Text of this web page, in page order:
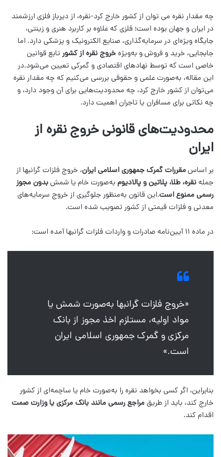
چه مقدار نقره می توان از کشور خارج کرد-نقره، از دیرباز فلزی ارزشمند
در ایران و جهان بوده است؛ فلزی که علاوه بر کاربرد هنری و زینتی،
جایگاه ویژه‌ای در سرمایه‌گذاری، صنایع الکترونیک و پزشکی دارد. اما
جابجایی، خرید و فروش و به‌ویژه خروج نقره از کشورتابع قوانین
خاصی است که توسط نهادهای اقتصادی و گمرکی تعیین می‌شود.در
این مقاله، به‌صورت علمی و حقوقی بررسی می‌کنیم که چه مقدار نقره
می‌توان از کشور خارج کرد، چه محدودیت‌هایی برای آن وجود دارد، و
چه نکاتی برای مسافران یا تاجران اهمیت دارد.
محدودیت‌های قانونی خروج نقره از
ایران
بر اساسمقررات گمرک جمهوری اسلامی ایران، خروج فلزات گرانبها از
جمله نقره، طلا، پلاتین و پالادیوم به‌صورت خام یا شمشبدون مجوز
رسمی ممنوع است.این قانون به‌منظور جلوگیری از خروج سرمایه‌های
معدنی و فلزات قیمتی از کشور تصویب شده است.
در ماده ۱۱ آیین‌نامه صادرات و واردات فلزات گرانبها آمده است:
«خروج فلزات گرانبها به‌صورت شمش یا
مواد اولیه، مستلزم اخذ مجوز از بانک
مرکزی و گمرک جمهوری اسلامی ایران
است.»
بنابراین، اگر کسی بخواهد نقره را به‌صورت خام یا ساچمه‌ای از کشور
خارج کند، باید از طریق مراجع رسمی مانند بانک مرکزی یا وزارت صمت
اقدام کند.